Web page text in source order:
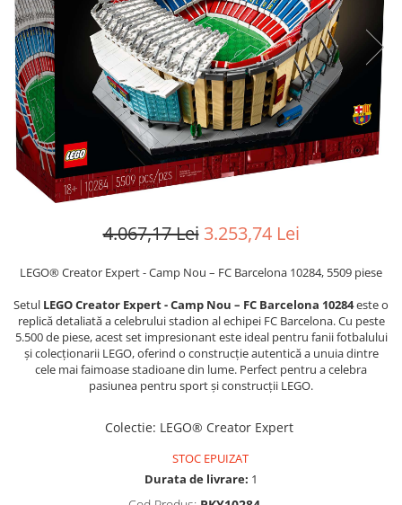
Masute pentru Pat
Perne Ortopedice
Paturi Medicale
Centuri Ajutatoare Locomotie
Perne de Reabilitare
Protectii Saltea
Termometre
Bideuri
Aparate de Masaj
Hard Disk-uri
Imprimante
Mașini de găurit și înșurubat
Memorii RAM
Mixere, tocatoare & roboti de
bucatarie
Mixere
Roboți de Bucătărie
Plăci de Bază
Plăci Video
Polizoare Unghiulare
Storcătoare Citrice
Trimmere si Fierastrae
4.067,17 Lei 3.253,74 Lei
LEGO® Creator Expert - Camp Nou – FC Barcelona 10284, 5509 piese
Setul LEGO Creator Expert - Camp Nou – FC Barcelona 10284este o
replică detaliată a celebrului stadion al echipei FC Barcelona. Cu peste
5.500 de piese, acest set impresionant este ideal pentru fanii fotbalului
și colecționarii LEGO, oferind o construcție autentică a unuia dintre
cele mai faimoase stadioane din lume. Perfect pentru a celebra
pasiunea pentru sport și construcții LEGO.
Colectie: LEGO® Creator Expert
STOC EPUIZAT
Durata de livrare: 1